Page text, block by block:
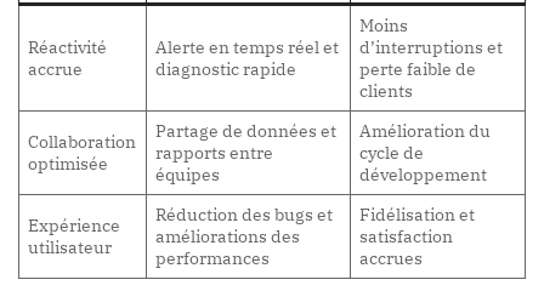
Réactivité
accrue
Alerte en temps réel et
diagnostic rapide
Moins
d’interruptions et
perte faible de
clients
Collaboration
optimisée
Partage de données et
rapports entre
équipes
Amélioration du
cycle de
développement
Expérience
utilisateur
Réduction des bugs et
améliorations des
performances
Fidélisation et
satisfaction
accrues